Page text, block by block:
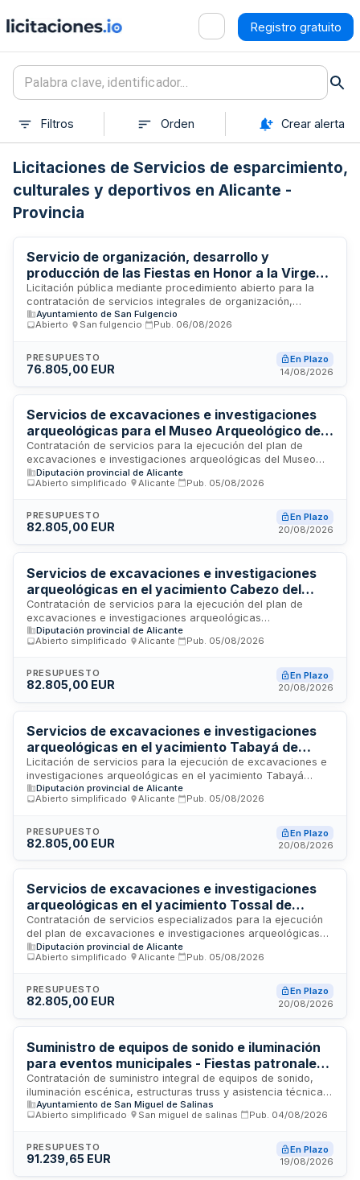
Registro gratuito
Filtros Orden Crear alerta
Licitaciones de Servicios de esparcimiento,
culturales y deportivos en Alicante -
Provincia
Servicio de organización, desarrollo y
producción de las Fiestas en Honor a la Virgen
del Remedio 2026 en San Fulgencio
Licitación pública mediante procedimiento abierto para la
contratación de servicios integrales de organización,
desarrollo, producción y control de los actos de
esparcimiento y entretenimiento previstos en las Fiestas en
servicio incluye la gestión completa de eventos, contratación
de artistas, instalación de equipamiento técnico, seguridad y
que el contratista cumpla criterios de responsabilidad social,
medioambiental y ética en la ejecución del contrato.
Ayuntamiento de San Fulgencio
Abierto
San fulgencio Pub. 06/08/2026
PRESUPUESTO
76.805,00 EUR
En Plazo
14/08/2026
Servicios de excavaciones e investigaciones
arqueológicas para el Museo Arqueológico de
Alicante en el yacimiento Pobla de Ifach de
Calp
Contratación de servicios para la ejecución del plan de
excavaciones e investigaciones arqueológicas del Museo
Arqueológico de Alicante durante la anualidad 2026. El lote 1
abarca los servicios auxiliares de arqueología en campo en
trabajos de excavación, investigación y documentación
arqueológica. Los servicios se desarrollarán conforme a los
técnicas del pliego, con personal cualificado en arqueología
medieval y experiencia acreditada en investigaciones
arqueológicas.
Diputación provincial de Alicante
Abierto simplificado
Alicante Pub. 05/08/2026
PRESUPUESTO
82.805,00 EUR
En Plazo
20/08/2026
Servicios de excavaciones e investigaciones
arqueológicas en el yacimiento Cabezo del
Molino de Rojales para el Museo Arqueológico
de Alicante
Contratación de servicios para la ejecución del plan de
excavaciones e investigaciones arqueológicas
correspondiente a la anualidad 2026 en el yacimiento
Cabezo del Molino ubicado en Rojales, bajo la
contrato incluye trabajos de campo, investigación y
documentación arqueológica conforme a las prescripciones
Diputación provincial de Alicante
Abierto simplificado
Alicante Pub. 05/08/2026
PRESUPUESTO
82.805,00 EUR
En Plazo
20/08/2026
Servicios de excavaciones e investigaciones
arqueológicas en el yacimiento Tabayá de
Aspe para el Museo Arqueológico de Alicante
Licitación de servicios para la ejecución de excavaciones e
investigaciones arqueológicas en el yacimiento Tabayá
ubicado en Aspe, desarrollado por la Diputación Provincial
de Alicante a través del Museo Arqueológico de Alicante.
documentación, análisis y todas las actividades necesarias
para el plan de excavaciones programado para la anualidad
Diputación provincial de Alicante
Abierto simplificado
Alicante Pub. 05/08/2026
PRESUPUESTO
82.805,00 EUR
En Plazo
20/08/2026
Servicios de excavaciones e investigaciones
arqueológicas en el yacimiento Tossal de
Manises-Lucentum para el Museo Arqueológico
de Alicante
Contratación de servicios especializados para la ejecución
del plan de excavaciones e investigaciones arqueológicas
en el yacimiento Tossal de Manises-Lucentum, ubicado en
Alicante. La Diputación Provincial requiere profesionales
de campo, documentación y análisis en este enclave
histórico durante el ejercicio anual 2026.
Diputación provincial de Alicante
Abierto simplificado
Alicante Pub. 05/08/2026
PRESUPUESTO
82.805,00 EUR
En Plazo
20/08/2026
Suministro de equipos de sonido e iluminación
para eventos municipales - Fiestas patronales,
feria del comercio y Navidad
Contratación de suministro integral de equipos de sonido,
iluminación escénica, estructuras truss y asistencia técnica
para las fiestas patronales, feria del comercio y
celebraciones navideñas. El servicio incluye instalación,
mantenimiento y retirada de equipos. La duración inicial es
de un año con posibilidad de tres prórrogas anuales
Ayuntamiento de San Miguel de Salinas
Abierto simplificado
San miguel de salinas Pub. 04/08/2026
PRESUPUESTO
91.239,65 EUR
En Plazo
19/08/2026